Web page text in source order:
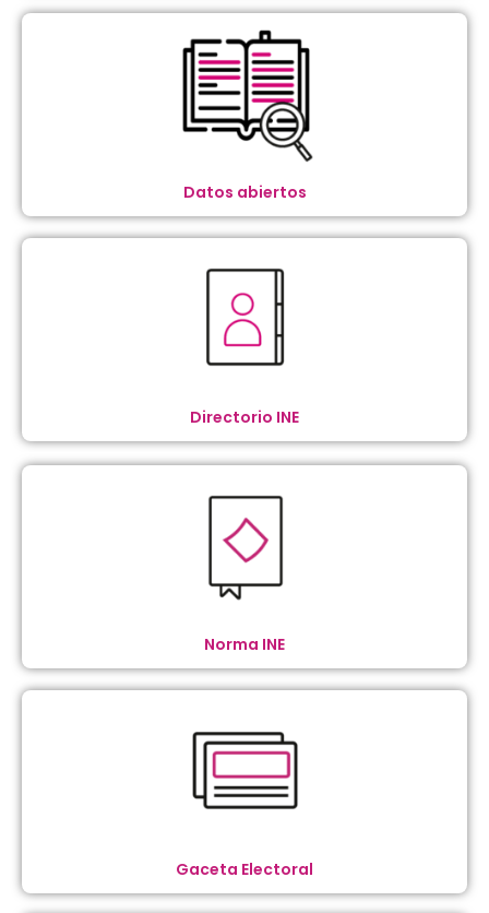
Datos abiertos
Directorio INE
Norma INE
Gaceta Electoral